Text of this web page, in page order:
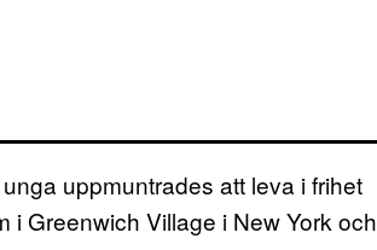
uppmuntrades att leva i frihet
i Greenwich Village i New York och